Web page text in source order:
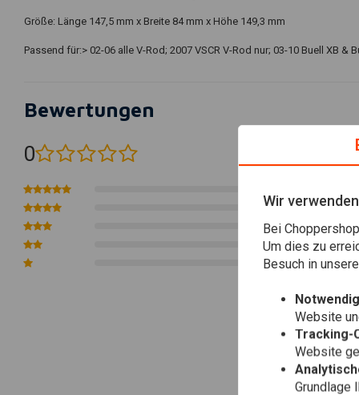
Größe: Länge 147,5 mm x Breite 84 mm x Höhe 149,3 mm
Passend für:> 02-06 alle V-Rod; 2007 VSCR V-Rod nur; 03-10 Buell XB &
Bewertungen
0
0
0
0
0
Wir
Bei
Um dies zu
Besuch in
Website
Tracking-
Website
Grundlage